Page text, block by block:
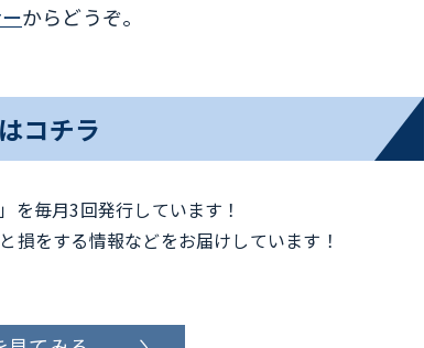
からどうぞ。
コチラ
を毎月3回発行しています！
損をする情報などをお届けしています！